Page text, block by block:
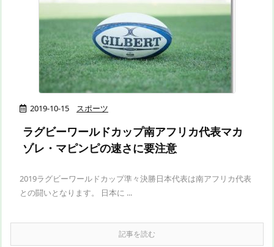
2019-10-15 スポーツ
ラグビーワールドカップ南アフリカ代表マカ
ゾレ・マピンピの速さに要注意
2019ラグビーワールドカップ準々決勝日本代表は南アフリカ代表
との闘いとなります。 日本に ...
記事を読む